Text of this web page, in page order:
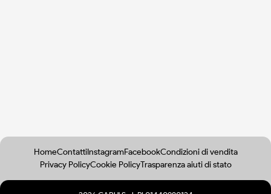
HomeContattiInstagramFacebookCondizioni di vendita
Privacy PolicyCookie PolicyTrasparenza aiuti di stato